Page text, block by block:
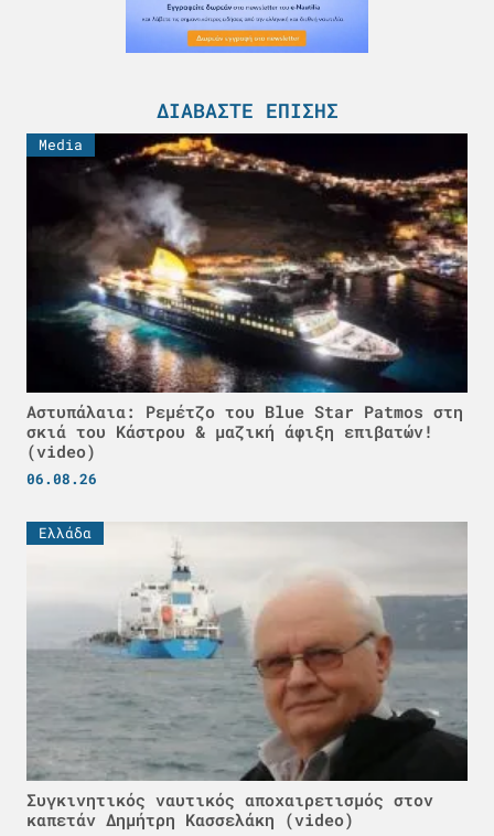
ΔΙΑΒΆΣΤΕ ΕΠΊΣΗΣ
Media
Αστυπάλαια: Ρεμέτζο του Blue Star Patmos στη
σκιά του Κάστρου & μαζική άφιξη επιβατών!
(video)
06.08.26
Ελλάδα
Συγκινητικός ναυτικός αποχαιρετισμός στον
καπετάν Δημήτρη Κασσελάκη (video)